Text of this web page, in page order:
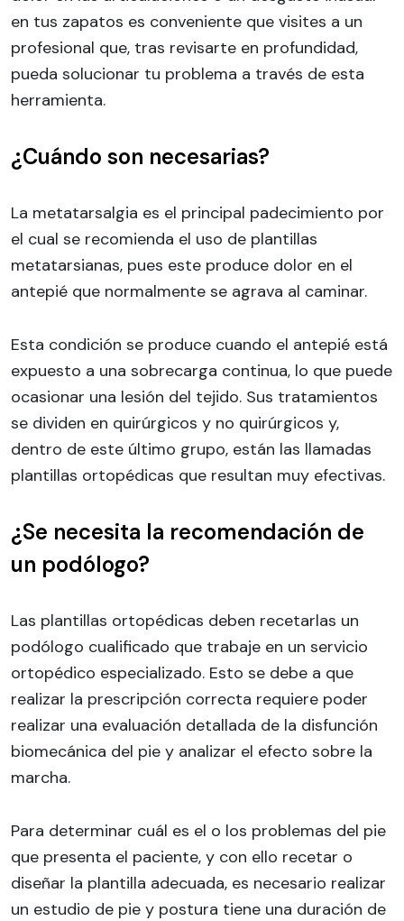
en tus zapatos es conveniente que visites a un
profesional que, tras revisarte en profundidad,
pueda solucionar tu problema a través de esta
herramienta.
¿Cuándo son necesarias?
La metatarsalgia es el principal padecimiento por
el cual se recomienda el uso de plantillas
metatarsianas, pues este produce dolor en el
antepié que normalmente se agrava al caminar.
Esta condición se produce cuando el antepié está
expuesto a una sobrecarga continua, lo que puede
ocasionar una lesión del tejido. Sus tratamientos
se dividen en quirúrgicos y no quirúrgicos y,
dentro de este último grupo, están las llamadas
plantillas ortopédicas que resultan muy efectivas.
¿Se necesita la recomendación de
un podólogo?
Las plantillas ortopédicas deben recetarlas un
podólogo cualificado que trabaje en un servicio
ortopédico especializado. Esto se debe a que
realizar la prescripción correcta requiere poder
realizar una evaluación detallada de la disfunción
biomecánica del pie y analizar el efecto sobre la
marcha.
Para determinar cuál es el o los problemas del pie
que presenta el paciente, y con ello recetar o
diseñar la plantilla adecuada, es necesario realizar
un estudio de pie y postura tiene una duración de